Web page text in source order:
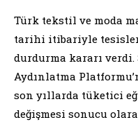
Türk tekstil ve moda
tarihi itibariyle
durdurma kararı
Aydınlatma
son yıllarda tüketici
değişmesi sonucu